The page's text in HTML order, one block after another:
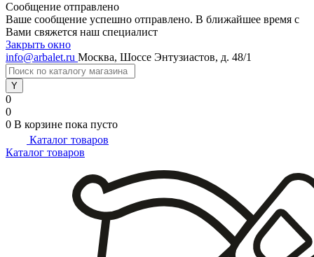
Сообщение отправлено
Ваше сообщение успешно отправлено. В ближайшее время с
Вами свяжется наш специалист
Закрыть окно
info@arbalet.ru Москва, Шоссе Энтузиастов, д. 48/1
0
0
0 В корзине пока пусто
Каталог товаров
Каталог товаров